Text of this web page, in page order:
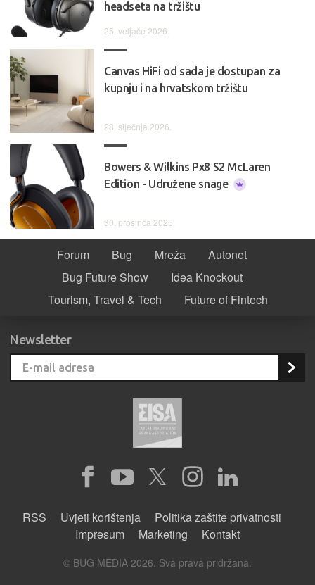
headseta na tržištu
25. veljače 2026.
Canvas HiFi od sada je dostupan za
kupnju i na hrvatskom tržištu
28. siječnja 2026.
Bowers & Wilkins Px8 S2 McLaren
Edition - Udružene snage
30. prosinca 2025.
Forum Bug Mreža
Autonet
Bug Future Show
Idea Knockout
Tourism, Travel & Tech
Future of Fintech
Newsletter
RSS Uvjeti korištenja
Politika zaštite privatnosti
Impresum
Marketing Kontakt
© BUG MEDIA 2026. Sva prava pridržana.